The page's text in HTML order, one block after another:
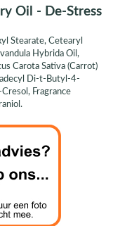
Oil - De-Stress
Stearate, Cetearyl
Hybrida Oil,
Carota Sativa (Carrot)
Di-t-Butyl-4-
Fragrance